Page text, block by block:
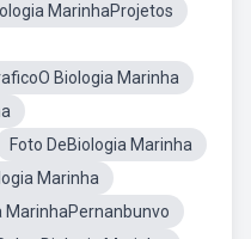
MarinhaProjetos
Biologia Marinha
Foto DeBiologia Marinha
Marinha
MarinhaPernanbunvo